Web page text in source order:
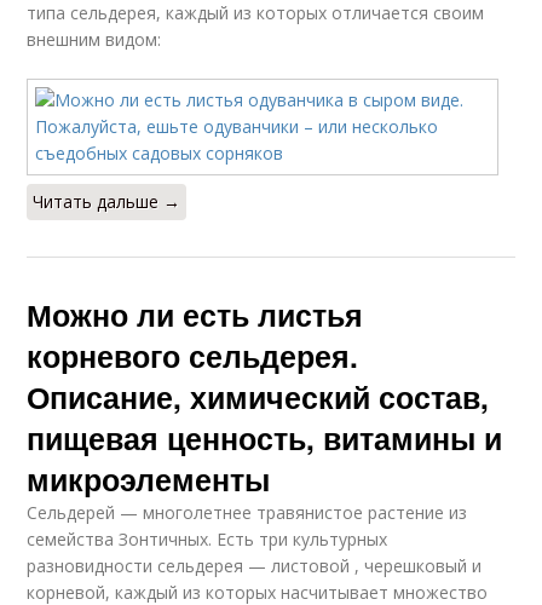
типа сельдерея, каждый из которых отличается своим
внешним видом:
Читать дальше →
Можно ли есть листья
корневого сельдерея.
Описание, химический состав,
пищевая ценность, витамины и
микроэлементы
Сельдерей — многолетнее травянистое растение из
семейства Зонтичных. Есть три культурных
разновидности сельдерея — листовой , черешковый и
корневой, каждый из которых насчитывает множество